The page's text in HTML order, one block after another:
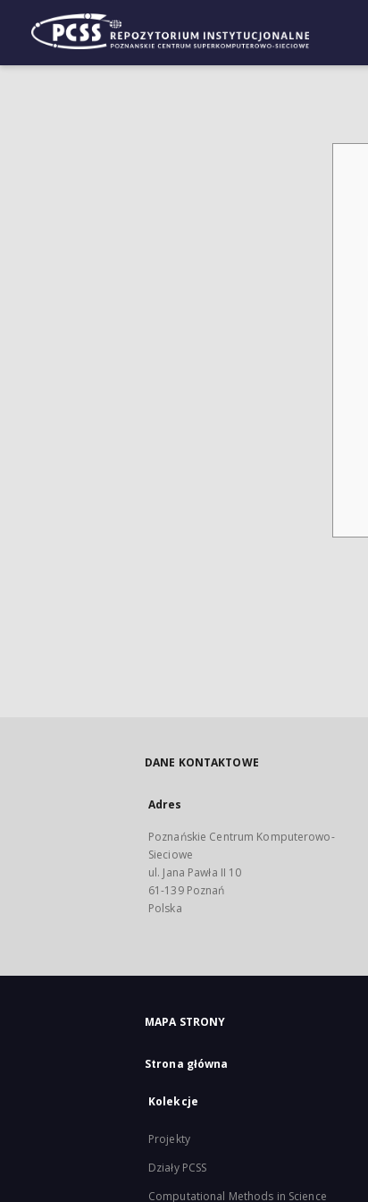
DANE KONTAKTOWE
Adres
Poznańskie Centrum Komputerowo-
Sieciowe
ul. Jana Pawła II 10
61-139 Poznań
Polska
MAPA STRONY
Strona główna
Kolekcje
Projekty
Działy PCSS
Computational Methods in Science